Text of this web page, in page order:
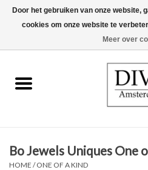
Oorbellen
Ringen
Bo Jewels Uniques One
HOME /ONE OF A KIND
Door het gebruiken van onze website,
cookies om onze website te
Meer over